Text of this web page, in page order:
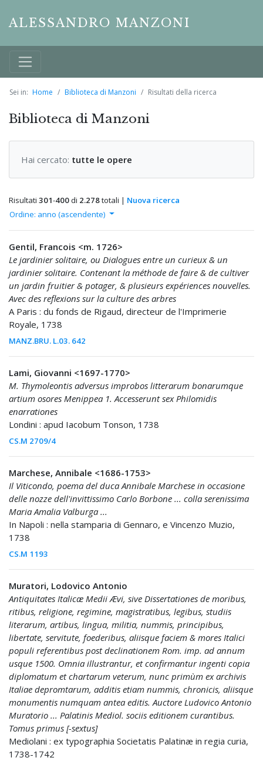
ALESSANDRO MANZONI
Sei in: Home Biblioteca di Manzoni Risultati della ricerca
Biblioteca di Manzoni
Hai cercato: tutte le opere
Risultati 301-400di 2.278totali | Nuova ricerca
Ordine: anno (ascendente)
Gentil, Francois <m. 1726>
Le jardinier solitaire, ou Dialogues entre un curieux & un
jardinier solitaire. Contenant la méthode de faire & de cultiver
un jardin fruitier & potager, & plusieurs expériences nouvelles.
Avec des reflexions sur la culture des arbres
A Paris : du fonds de Rigaud, directeur de l'Imprimerie
Royale, 1738
MANZ.BRU. L.03. 642
Lami, Giovanni <1697-1770>
M. Thymoleontis adversus improbos litterarum bonarumque
artium osores Menippea 1. Accesserunt sex Philomidis
enarrationes
Londini : apud Iacobum Tonson, 1738
CS.M 2709/4
Marchese, Annibale <1686-1753>
Il Viticondo, poema del duca Annibale Marchese in occasione
delle nozze dell'invittissimo Carlo Borbone ... colla serenissima
Maria Amalia Valburga ...
In Napoli : nella stamparia di Gennaro, e Vincenzo Muzio,
1738
CS.M 1193
Muratori, Lodovico Antonio
Antiquitates Italicæ Medii Ævi, sive Dissertationes de moribus,
ritibus, religione, regimine, magistratibus, legibus, studiis
literarum, artibus, lingua, militia, nummis, principibus,
libertate, servitute, foederibus, aliisque faciem & mores Italici
populi referentibus post declinationem Rom. imp. ad annum
usque 1500. Omnia illustrantur, et confirmantur ingenti copia
diplomatum et chartarum veterum, nunc primùm ex archivis
Italiae depromtarum, additis etiam nummis, chronicis, aliisque
monumentis numquam antea editis. Auctore Ludovico Antonio
Muratorio ... Palatinis Mediol. sociis editionem curantibus.
Tomus primus [-sextus]
Mediolani : ex typographia Societatis Palatinæ in regia curia,
1738-1742